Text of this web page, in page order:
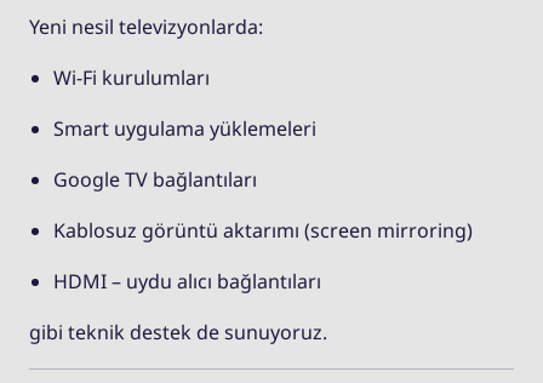
Yeni nesil televizyonlarda:
Wi-Fi kurulumları
Smart uygulama yüklemeleri
Google TV bağlantıları
Kablosuz görüntü aktarımı (screen mirroring)
HDMI – uydu alıcı bağlantıları
gibi teknik destek de sunuyoruz.